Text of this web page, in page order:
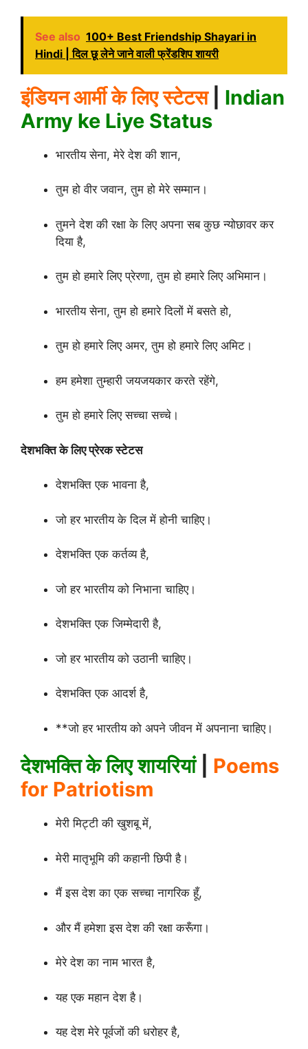
See also 100+ Best Friendship Shayari in
Hindi | दिल छू लेने जाने वाली फ्रेंडशिप शायरी
इंडियन आर्मी के लिए स्टेटस| Indian
Army ke Liye Status
भारतीय सेना, मेरे देश की शान,
तुम हो वीर जवान, तुम हो मेरे सम्मान।
तुमने देश की रक्षा के लिए अपना सब कुछ न्योछावर कर
दिया है,
तुम हो हमारे लिए प्रेरणा, तुम हो हमारे लिए अभिमान।
भारतीय सेना, तुम हो हमारे दिलों में बसते हो,
तुम हो हमारे लिए अमर, तुम हो हमारे लिए अमिट।
हम हमेशा तुम्हारी जयजयकार करते रहेंगे,
तुम हो हमारे लिए सच्चा सच्चे।
देशभक्ति के लिए प्रेरक स्टेटस
देशभक्ति एक भावना है,
जो हर भारतीय के दिल में होनी चाहिए।
देशभक्ति एक कर्तव्य है,
जो हर भारतीय को निभाना चाहिए।
देशभक्ति एक जिम्मेदारी है,
जो हर भारतीय को उठानी चाहिए।
देशभक्ति एक आदर्श है,
**जो हर भारतीय को अपने जीवन में अपनाना चाहिए।
देशभक्ति के लिए शायरियां| Poems
for Patriotism
मेरी मिट्टी की खुशबू में,
मेरी मातृभूमि की कहानी छिपी है।
मैं इस देश का एक सच्चा नागरिक हूँ,
और मैं हमेशा इस देश की रक्षा करूँगा।
मेरे देश का नाम भारत है,
यह एक महान देश है।
यह देश मेरे पूर्वजों की धरोहर है,